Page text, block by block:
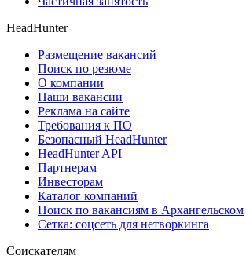
HeadHunter
Размещение вакансий
Поиск по резюме
О компании
Наши вакансии
Реклама на сайте
Требования к ПО
Безопасный HeadHunter
HeadHunter API
Партнерам
Инвесторам
Каталог компаний
Поиск по вакансиям в Архангельском
Сетка: соцсеть для нетворкинга
Соискателям